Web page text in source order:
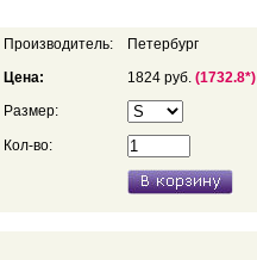
Производитель:
Петербург
Цена:
1824 руб. (1732.8*)
Размер:
Кол-во: